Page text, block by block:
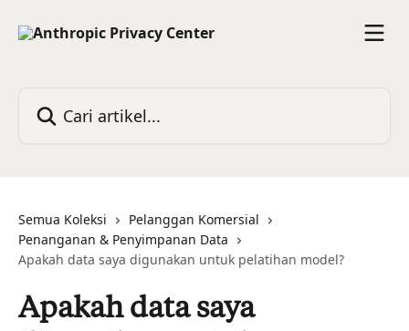
Semua Koleksi
Pelanggan Komersial
Penanganan & Penyimpanan Data
Apakah data saya digunakan untuk pelatihan model?
Apakah data saya